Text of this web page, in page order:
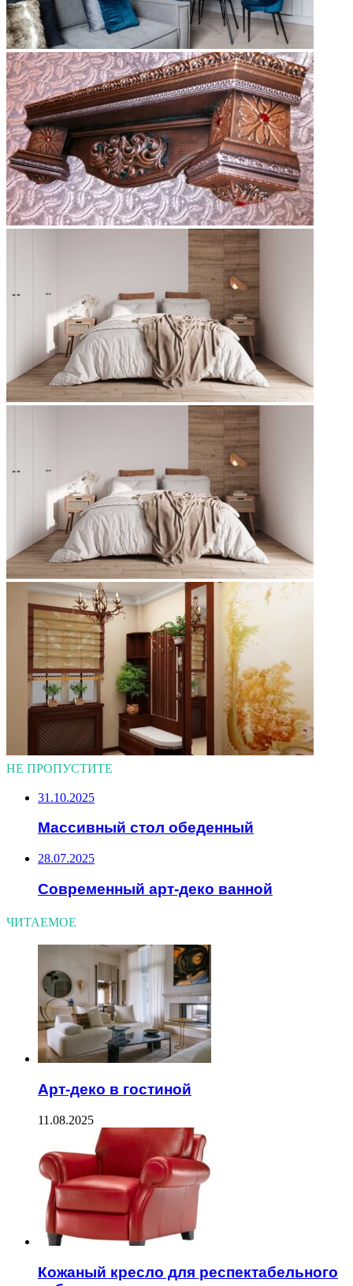
НЕ ПРОПУСТИТЕ
31.10.2025
Массивный стол обеденный
28.07.2025
Современный арт-деко ванной
ЧИТАЕМОЕ
Арт-деко в гостиной
11.08.2025
Кожаный кресло для респектабельного